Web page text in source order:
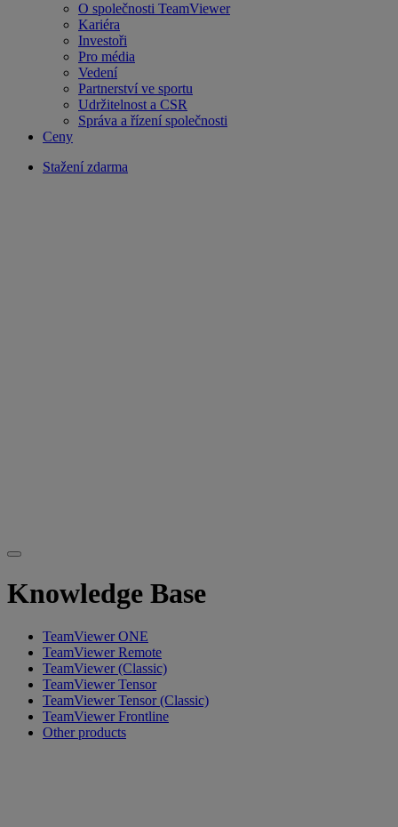
O společnosti TeamViewer
Kariéra
Investoři
Pro média
Vedení
Partnerství ve sportu
Udržitelnost a CSR
Správa a řízení společnosti
Ceny
Stažení zdarma
Knowledge Base
TeamViewer ONE
TeamViewer Remote
TeamViewer (Classic)
TeamViewer Tensor
TeamViewer Tensor (Classic)
TeamViewer Frontline
Other products